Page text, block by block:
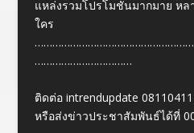
แหล่งรวมโปรโมชั่นมากมาย ห
ใคร
……………………………
ติดต่อ intrendupdate
หรือส่งข่าวประชาสัมพันธ์ได้ที่